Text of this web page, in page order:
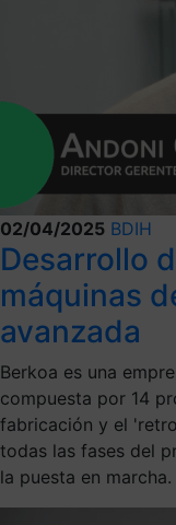
02/04/2025 BDIH
Desarrollo
máquinas
avanzada
Berkoa es una
compuesta por 14
fabricación y el
todas las fases del
la puesta en marcha.